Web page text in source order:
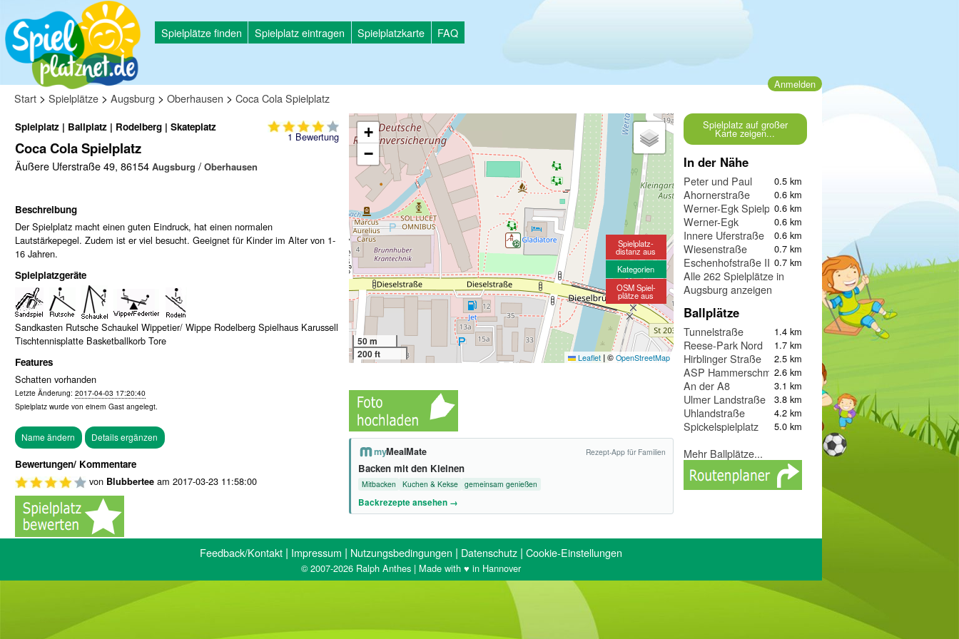
Spielplätze finden Spielplatz eintragen Spielplatzkarte FAQ
Anmelden
Start > Spielplätze > Augsburg > Oberhausen > Coca Cola Spielplatz
1Bewertung
Spielplatz | Ballplatz | Rodelberg | Skateplatz
Coca Cola Spielplatz
Äußere Uferstraße 49, 86154 Augsburg / Oberhausen
Beschreibung
Der Spielplatz macht einen guten Eindruck, hat einen normalen
Lautstärkepegel. Zudem ist er viel besucht. Geeignet für Kinder im Alter von 1-
16 Jahren.
Spielplatzgeräte
Sandkasten Rutsche Schaukel Wippetier/ Wippe Rodelberg Spielhaus Karussell
Tischtennisplatte Basketballkorb Tore
Features
Schatten vorhanden
Letzte Änderung: 2017-04-03 17:20:40
Spielplatz wurde von einem Gast angelegt.
Bewertungen/ Kommentare
von Blubbertee am 2017-03-23 11:58:00
+
−
50 m
200 ft
Leaflet |© OpenStreetMap
Spielplatz-
distanz aus
Kategorien
OSM Spiel-
plätze aus
myMealMate Rezept-App für Familien
Backen mit den Kleinen
Mitbacken Kuchen & Kekse gemeinsam genießen
Backrezepte ansehen →
Spielplatz auf großer
Karte zeigen...
In der Nähe
Peter und Paul 0.5 km
Ahornerstraße 0.6 km
Werner-Egk Spielplatz / Peter und Paul Spielplatz
0.6 km
Werner-Egk 0.6 km
Innere Uferstraße 0.6 km
Wiesenstraße 0.7 km
Eschenhofstraße II 0.7 km
Alle 262 Spielplätze in
Augsburg anzeigen
Ballplätze
Tunnelstraße 1.4 km
Reese-Park Nord 1.7 km
Hirblinger Straße 2.5 km
ASP Hammerschmiede
2.6 km
An der A8 3.1 km
Ulmer Landstraße 3.8 km
Uhlandstraße 4.2 km
Spickelspielplatz 5.0 km
Mehr Ballplätze...
Feedback/Kontakt | Impressum | Nutzungsbedingungen | Datenschutz | Cookie-Einstellungen
© 2007-2026 Ralph Anthes | Made with ♥ in Hannover